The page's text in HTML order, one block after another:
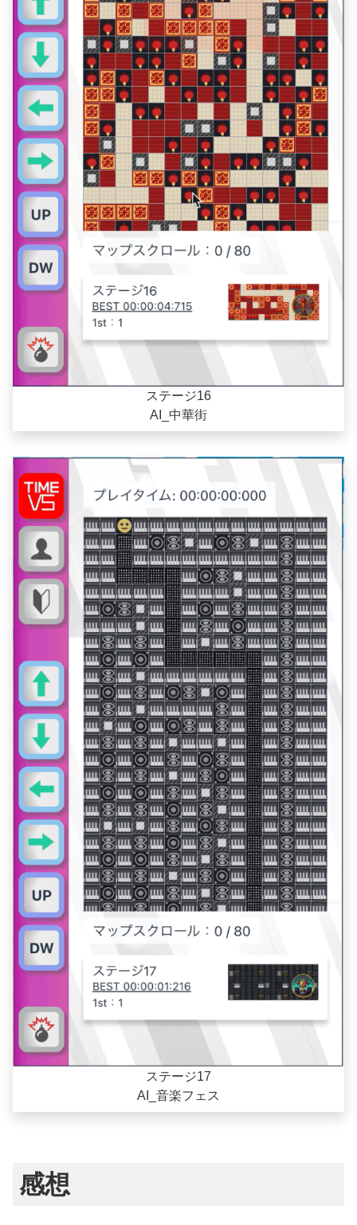
ステージ16
AI_中華街
ステージ17
AI_音楽フェス
感想